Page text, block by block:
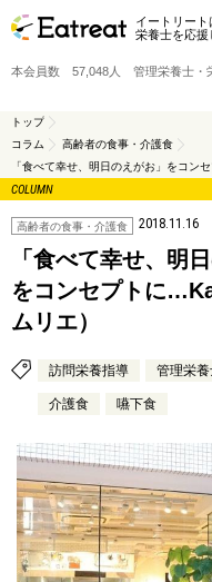
イートリー
栄養士を応援
本会員数 57,048人 管理栄養士・
トップ
コラム
高齢者の食事・介護食
「食べて幸せ、明日のえがお」をコン
COLUMN
高齢者の食事・介護食 2018.11.16
「食べて幸せ、明
をコンセプトに
ムリエ）
訪問栄養指導 管理栄
介護食 嚥下食